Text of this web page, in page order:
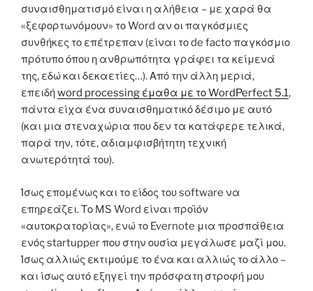
συναισθηματισμό είναι η αλήθεια – με χαρά θα
«ξεφορτωνόμουν» το Word αν οι παγκόσμιες
συνθήκες το επέτρεπαν (είναι το de facto παγκόσμιο
πρότυπο όπου η ανθρωπότητα γράφει τα κείμενά
της, εδώ και δεκαετίες…). Από την άλλη μεριά,
επειδήword processing έμαθα με το WordPerfect 5.1,
πάντα είχα ένα συναισθηματικό δέσιμο με αυτό
(και μια στεναχώρια που δεν τα κατάφερε τελικά,
παρά την, τότε, αδιαμφισβήτητη τεχνική
ανωτερότητά του).
Ίσως επομένως και το είδος του software να
επηρεάζει. Το MS Word είναι προϊόν
«αυτοκρατορίας», ενώ το Evernote μια προσπάθεια
ενός startupper που στην ουσία μεγάλωσε μαζί μου.
Ίσως αλλιώς εκτιμούμε το ένα και αλλιώς το άλλο –
και ίσως αυτό εξηγεί την πρόσφατη στροφή μου